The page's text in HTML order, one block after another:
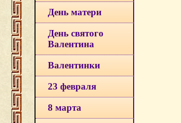
День матери
День святого
Валентина
Валентинки
23 февраля
8 марта